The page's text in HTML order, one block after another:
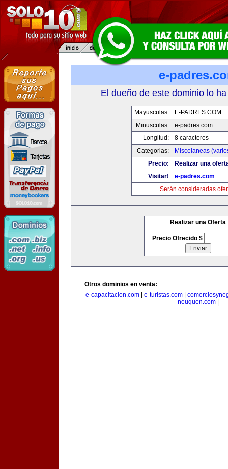
e-
El dueño de este dominio lo
Mayusculas:
E-PADRES.COM
Minusculas:
e-padres.com
Longitud:
8 caracteres
Categorias:
Miscelaneas
Precio:
Realizar una
Visitar!
e-padres.com
Serán consideradas
Realizar una Oferta
Precio Ofrecido $
Otros dominios en venta:
e-capacitacion.com
e-turistas.com
neuquen.com|